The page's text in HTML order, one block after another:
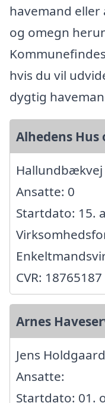
havemand
og omegn
hvis du vil
dygtig
Alhedens Hus
Hallundbækvej
Ansatte: 0
Startdato: 15.
CVR: 18765187
Arnes
Jens
Ansatte:
Startdato: 01.